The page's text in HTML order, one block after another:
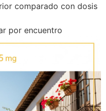
comparado con dosis
por encuentro